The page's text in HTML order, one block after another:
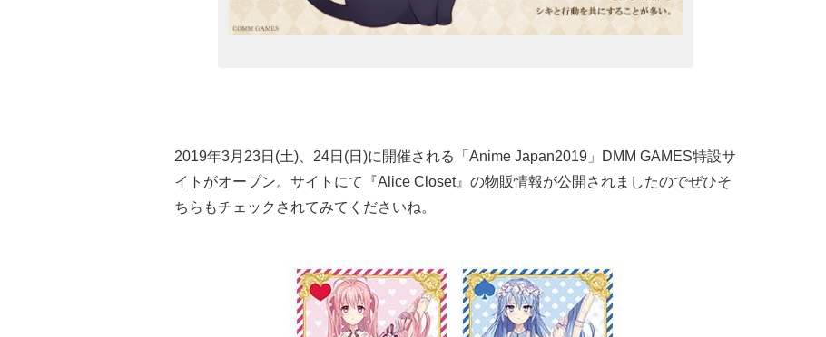
2019年3月23日(土)、24日(日)に開催される「Anime Japan2019」DMM GAMES特設サ
イトがオープン。サイトにて『Alice Closet』の物販情報が公開されましたのでぜひそ
ちらもチェックされてみてくださいね。